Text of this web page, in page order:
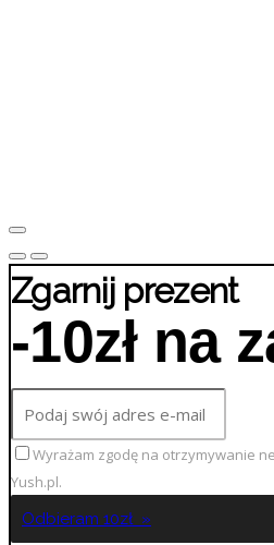
Zgarnij prezent
-10zł na
Wyrażam zgodę na otrzymywanie
Yush.pl.
Odbieram 10zł »